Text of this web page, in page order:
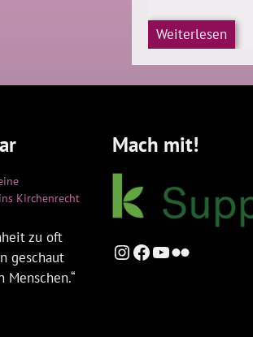
Weiterlesen
Kirchenrecht
zu oft
geschaut
Mach mit!
Instagram
Facebook
YouTube
Flickr